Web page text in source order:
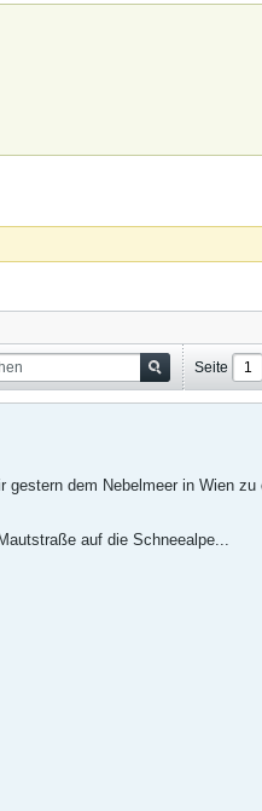
Seite
gestern dem Nebelmeer in Wien zu
auf die Schneealpe...